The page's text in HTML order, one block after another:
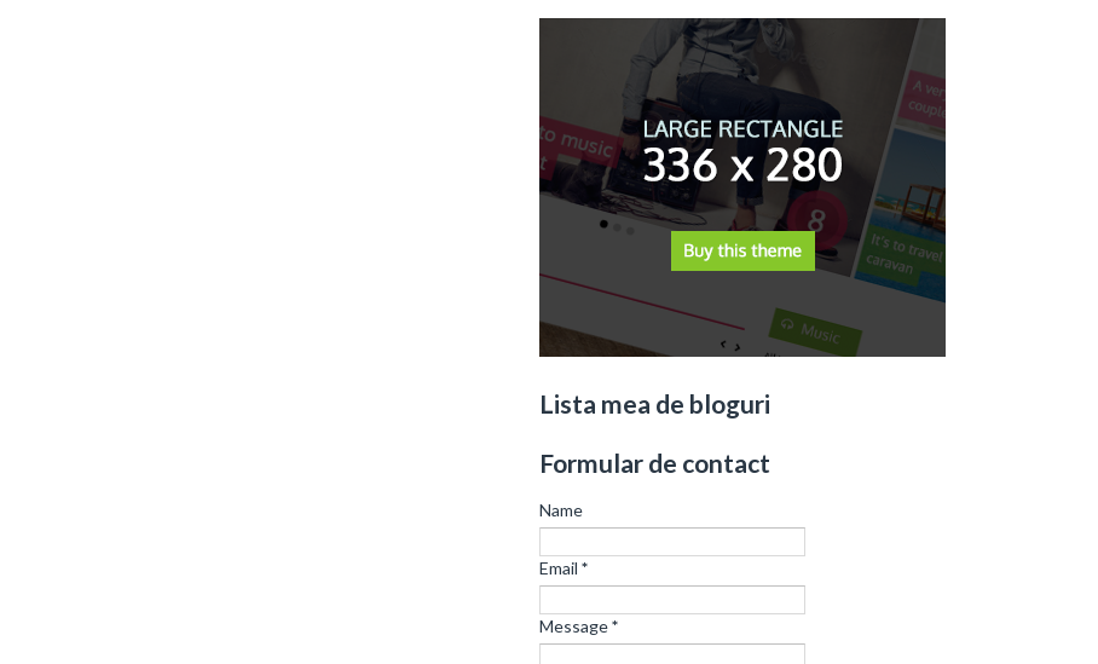
Lista mea de bloguri
Formular de contact
Name
Email *
Message*